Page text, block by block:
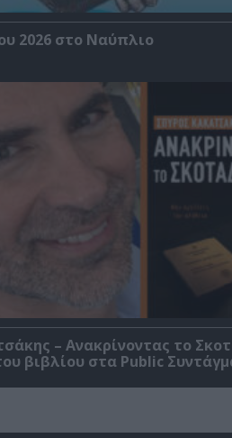
2026 στο Ναύπλιο
– Ανακρίνοντας το
βιβλίου στα Public